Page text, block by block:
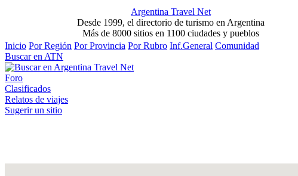
Argentina Travel Net
Desde 1999, el directorio de turismo en Argentina
Más de 8000 sitios en 1100 ciudades y pueblos
Inicio Por Región Por Provincia Por Rubro Inf.General Comunidad
Buscar en ATN
Foro
Clasificados
Relatos de viajes
Sugerir un sitio